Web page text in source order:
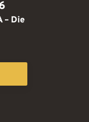
– Die